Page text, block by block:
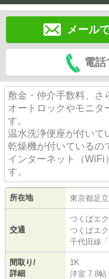
メール
電
敷金・仲介手数料、さ
オートロックやモニタ
す。
温水洗浄便座が付いて
乾燥機が付いているの
インターネット（WiFi
す。
所在地 東京都足
交通
つくばエ
つくばエ
千代田線 「
間取り/
詳細
1K
洋室 7.8帖